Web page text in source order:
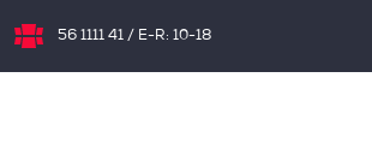
NB.ee
56 1111 41 / E-R: 10-18